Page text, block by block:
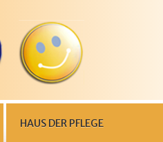
HAUS DER PFLEGE